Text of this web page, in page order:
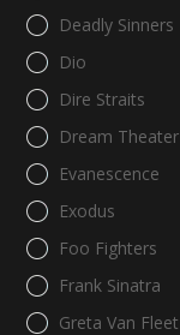
Deadly Sinners
Dio
Dire Straits
Dream Theater
Evanescence
Exodus
Foo Fighters
Frank Sinatra
Greta Van Fleet